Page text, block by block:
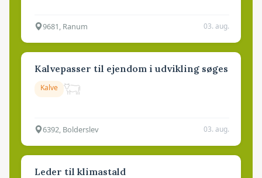
9681, Ranum 03. aug.
Kalvepasser til ejendom i udvikling søges
Kalve
6392, Bolderslev 03. aug.
Leder til klimastald